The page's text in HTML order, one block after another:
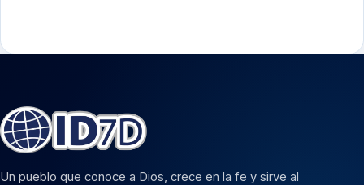
Un pueblo que conoce a Dios, crece en la fe y sirve al